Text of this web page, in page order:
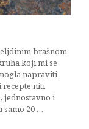
brašnom
koji mi se
napraviti
recepte niti
jednostavno i
samo 20 …